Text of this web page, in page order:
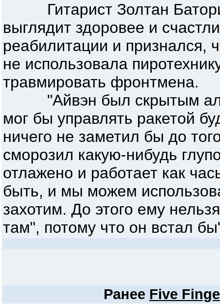
Гитарист Золтан Батори
выглядит здоровее и
реабилитации и признался,
не использовала
травмировать фронтмена.
"Айвэн был скрытым
мог бы управлять ракетой
ничего не заметил бы до
сморозил какую-нибудь
отлажено и работает как
быть, и мы можем
захотим. До этого ему
там", потому что он встал
Ранее Five